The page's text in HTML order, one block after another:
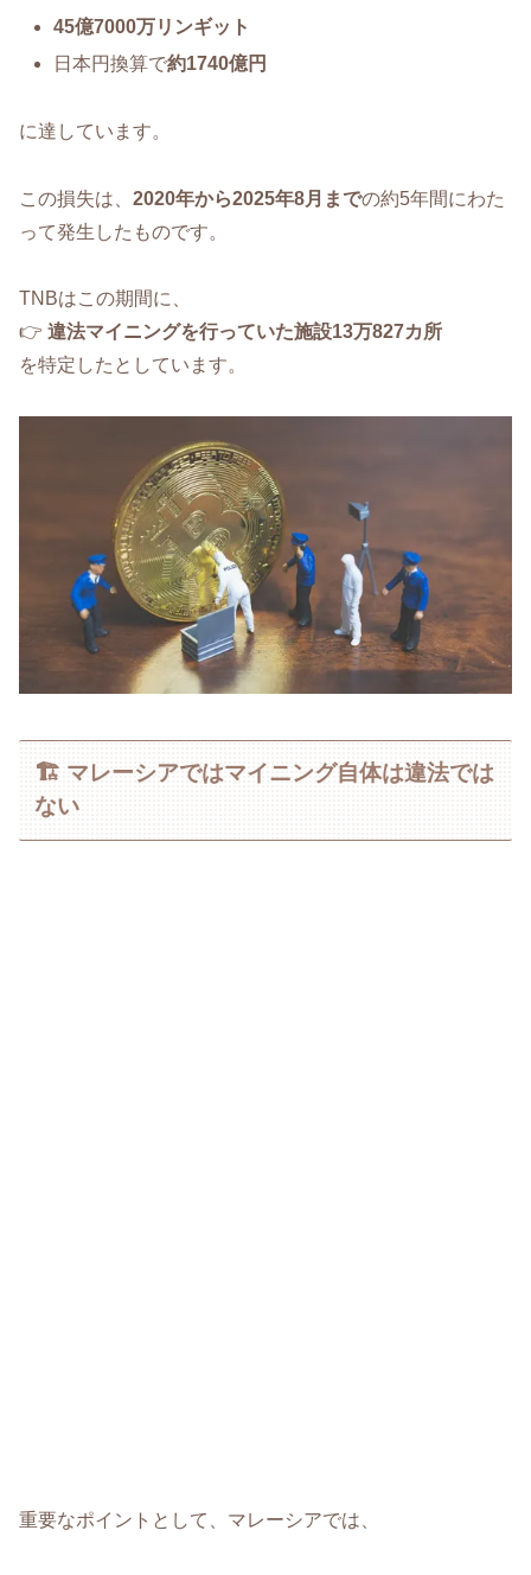
45億7000万リンギット
日本円換算で約1740億円
に達しています。
この損失は、 2020年から2025年8月までの約5年間にわた
って発生したものです。
TNBはこの期間に、
👉 違法マイニングを行っていた施設13万827カ所
を特定したとしています。
🏗️ マレーシアではマイニング自体は違法では
ない
重要なポイントとして、マレーシアでは、